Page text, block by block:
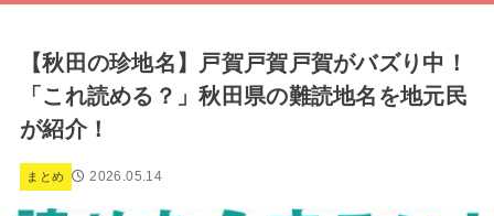
【秋田の珍地名】戸賀戸賀戸賀がバズり中！
「これ読める？」秋田県の難読地名を地元民
が紹介！
まとめ 2026.05.14